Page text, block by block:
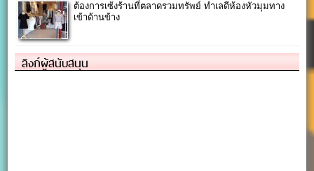
ต้องการเซ้งร้านที่ตลาดรวมทรัพย์ ทำเลดีห้องหัวมุมทาง
เข้าด้านข้าง
ลิงก์ผู้สนับสนุน